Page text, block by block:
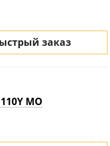
заказ
MO